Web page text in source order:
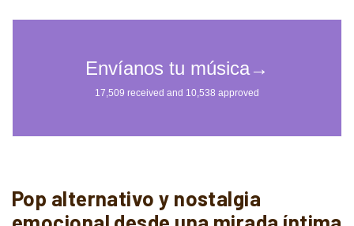
Pop alternativo y nostalgia